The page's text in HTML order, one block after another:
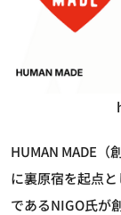
HUMAN MADE（
に裏原宿を起点
であるNIGO氏が